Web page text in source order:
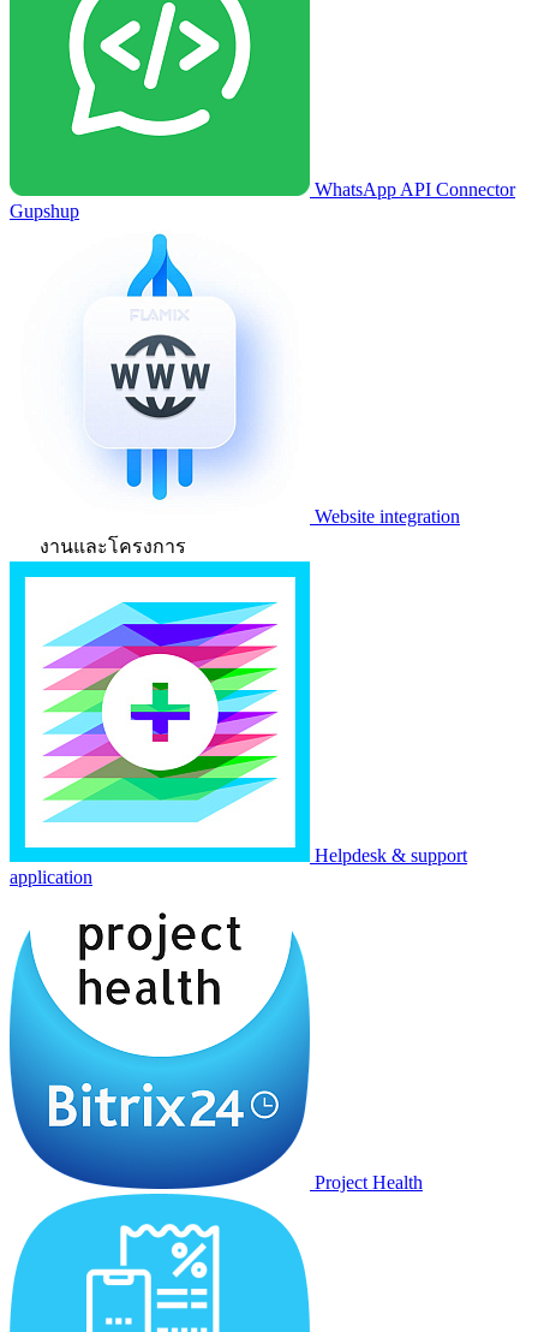
WhatsApp API Connector
Gupshup
Website integration
งานและโครงการ
Helpdesk & support
application
Project Health